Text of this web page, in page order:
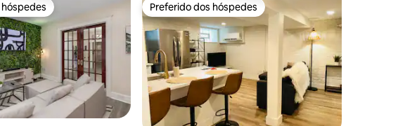
Preferido dos hóspedes
Preferido dos hóspedes